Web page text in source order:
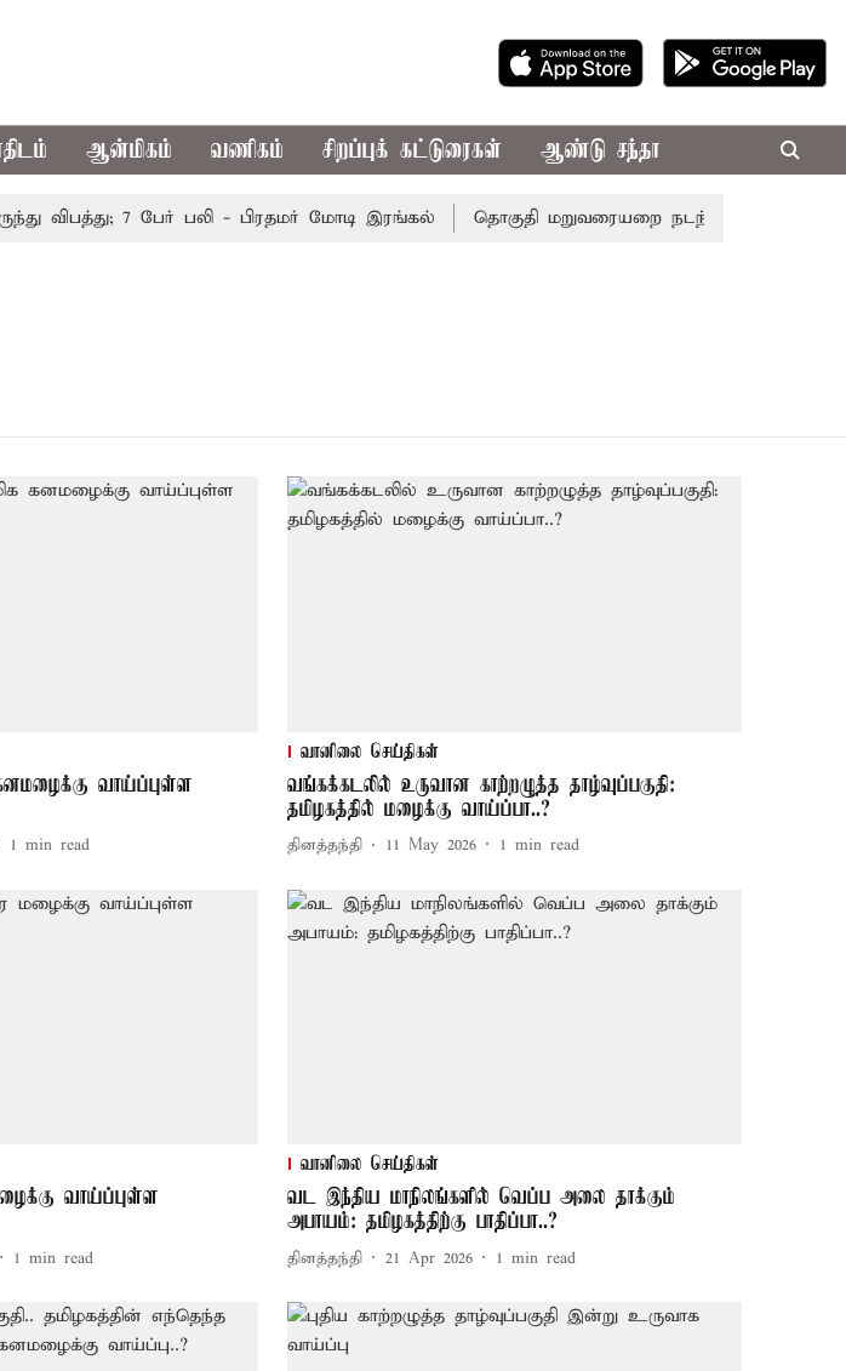
ஆன்மிகம் வணிகம் சிறப்புக் கட்டுரைகள் ஆண்டு சந்தா
விபத்து; 7 பேர் பலி - பிரதமர் மோடி இரங்கல் தொகுதி மறுவரையறை நடந்தால் தமிழக
வாய்ப்புள்ள
1 min read
வானிலை செய்திகள்
வங்கக்கடலில் உருவான காற்றழுத்த தாழ்வுப்பகுதி:
தமிழகத்தில் மழைக்கு வாய்ப்பா..?
தினத்தந்தி 11 May 2026 1 min read
வாய்ப்புள்ள
1 min read
வானிலை செய்திகள்
வட இந்திய மாநிலங்களில் வெப்ப அலை தாக்கும்
அபாயம்: தமிழகத்திற்கு பாதிப்பா..?
தினத்தந்தி 21 Apr 2026 1 min read